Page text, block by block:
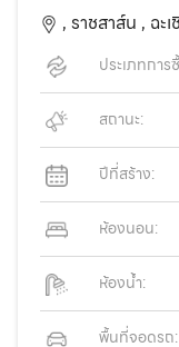
, ราชสาส์น , ฉะ
ประเภทกา
สถานะ:
ปีที่สร้าง:
ห้องนอน:
ห้องน้ำ:
พื้นที่จอดรถ: